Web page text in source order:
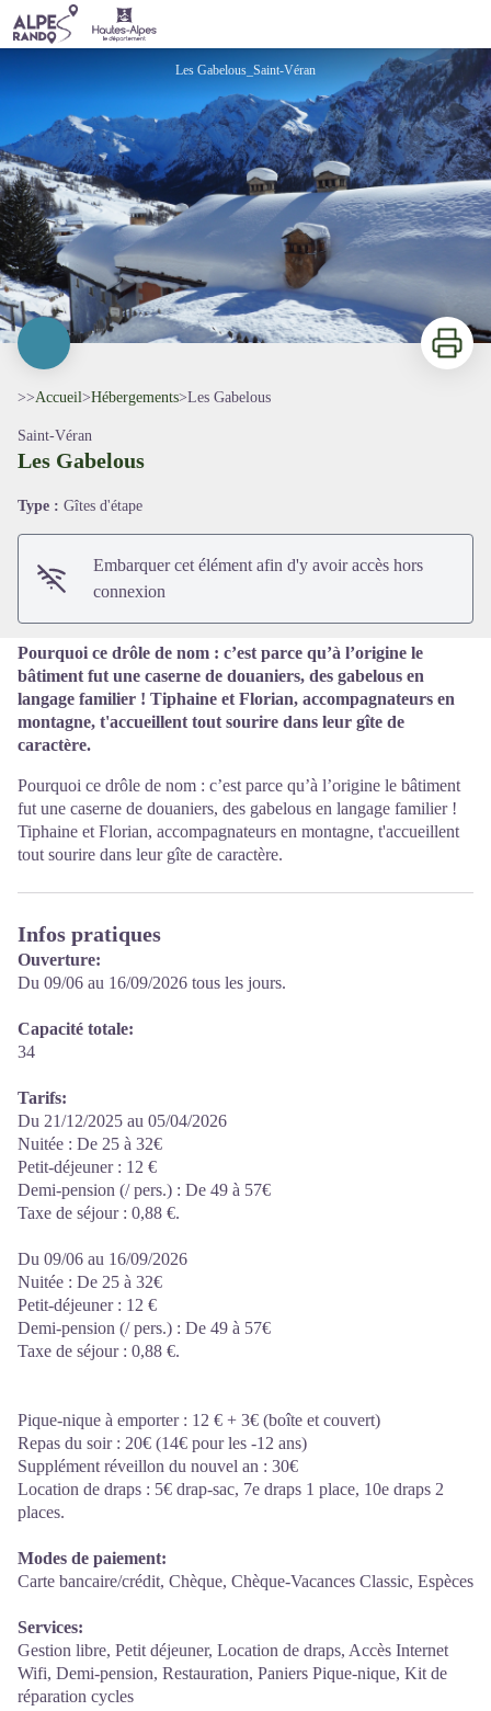
Les Gabelous
Les Gabelous_Saint-Véran
Imprimer
>>Accueil>Hébergements>Les Gabelous
Saint-Véran
Les Gabelous
Type : Gîtes d'étape
Embarquer cet élément afin d'y avoir accès hors
connexion
Pourquoi ce drôle de nom : c’est parce qu’à l’origine le
bâtiment fut une caserne de douaniers, des gabelous en
langage familier ! Tiphaine et Florian, accompagnateurs en
montagne, t'accueillent tout sourire dans leur gîte de
caractère.
Pourquoi ce drôle de nom : c’est parce qu’à l’origine le bâtiment
fut une caserne de douaniers, des gabelous en langage familier !
Tiphaine et Florian, accompagnateurs en montagne, t'accueillent
tout sourire dans leur gîte de caractère.
Infos pratiques
Ouverture:
Du 09/06 au 16/09/2026 tous les jours.
Capacité totale:
34
Tarifs:
Du 21/12/2025 au 05/04/2026
Nuitée : De 25 à 32€
Petit-déjeuner : 12 €
Demi-pension (/ pers.) : De 49 à 57€
Taxe de séjour : 0,88 €.
Du 09/06 au 16/09/2026
Nuitée : De 25 à 32€
Petit-déjeuner : 12 €
Demi-pension (/ pers.) : De 49 à 57€
Taxe de séjour : 0,88 €.
Pique-nique à emporter : 12 € + 3€ (boîte et couvert)
Repas du soir : 20€ (14€ pour les -12 ans)
Supplément réveillon du nouvel an : 30€
Location de draps : 5€ drap-sac, 7e draps 1 place, 10e draps 2
places.
Modes de paiement:
Carte bancaire/crédit, Chèque, Chèque-Vacances Classic, Espèces
Services:
Gestion libre, Petit déjeuner, Location de draps, Accès Internet
Wifi, Demi-pension, Restauration, Paniers Pique-nique, Kit de
réparation cycles